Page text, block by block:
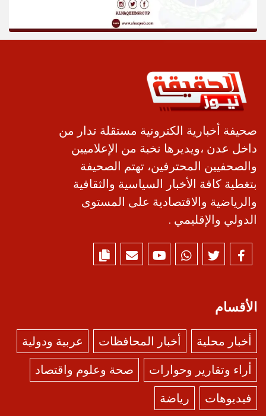
صحيفة أخبارية الكترونية مستقلة تدار من
داخل عدن ،ويديرها نخبة من الإعلاميين
والصحفيين المحترفين، تهتم الصحيفة
بتغطية كافة الأخبار السياسية والثقافية
والرياضية والاقتصادية على المستوى
الدولي والإقليمي .
الأقسام
أخبار محلية أخبار المحافظات
عربية ودولية
أراء وتقارير وحوارات
صحة وعلوم واقتصاد
فيديوهات
رياضة